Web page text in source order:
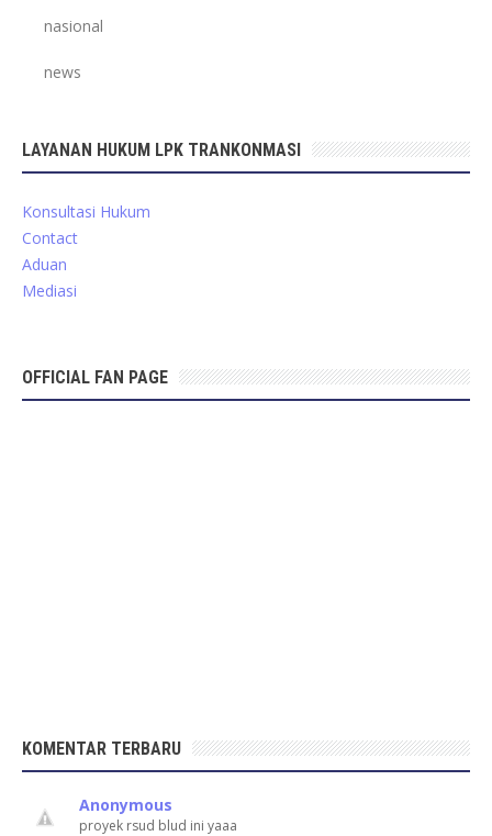
nasional
news
LAYANAN HUKUM LPK TRANKONMASI
Konsultasi Hukum
Contact
Aduan
Mediasi
OFFICIAL FAN PAGE
KOMENTAR TERBARU
Anonymous
proyek rsud blud ini yaaa